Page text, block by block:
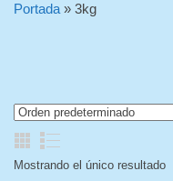
Portada » 3kg
Mostrando el único resultado